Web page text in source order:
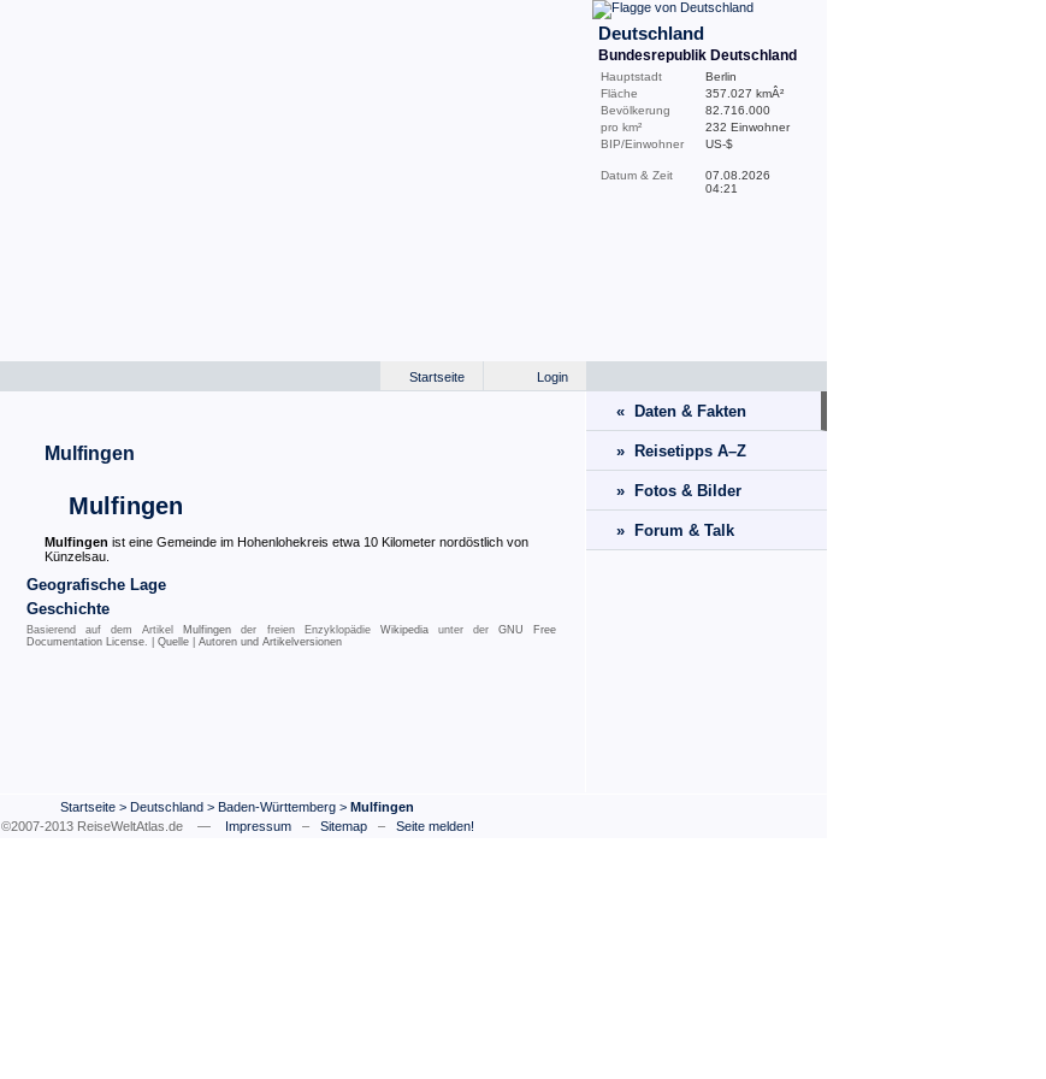
Deutschland
Bundesrepublik Deutschland
Hauptstadt
Berlin
Fläche
357.027 kmÂ²
Bevölkerung
82.716.000
pro km²
232 Einwohner
BIP/Einwohner
US-$
Datum & Zeit
07.08.2026
04:21
Login
Startseite
Mulfingen
Mulfingen
Mulfingen ist eine Gemeinde im Hohenlohekreis etwa 10 Kilometer nordöstlich von
Künzelsau.
Geografische Lage
Geschichte
Basierend auf dem Artikel Mulfingen der freien Enzyklopädie Wikipediaunter der GNU Free
Documentation License. | Quelle Autoren und Artikelversionen
« Daten & Fakten
» Reisetipps A–Z
» Fotos & Bilder
» Forum & Talk
Startseite > Deutschland > Baden-Württemberg > Mulfingen
©2007-2013 ReiseWeltAtlas.de —
Impressum– Sitemap– Seite melden!